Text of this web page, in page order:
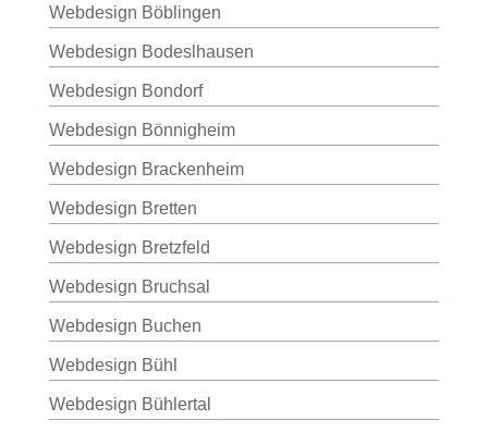
Webdesign Böblingen
Webdesign Bodeslhausen
Webdesign Bondorf
Webdesign Bönnigheim
Webdesign Brackenheim
Webdesign Bretten
Webdesign Bretzfeld
Webdesign Bruchsal
Webdesign Buchen
Webdesign Bühl
Webdesign Bühlertal